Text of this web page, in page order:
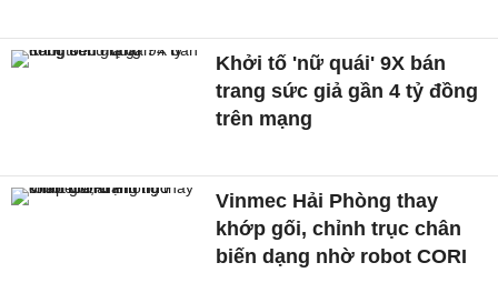
Khởi tố 'nữ quái' 9X bán
trang sức giả gần 4 tỷ đồng
trên mạng
Vinmec Hải Phòng thay
khớp gối, chỉnh trục chân
biến dạng nhờ robot CORI